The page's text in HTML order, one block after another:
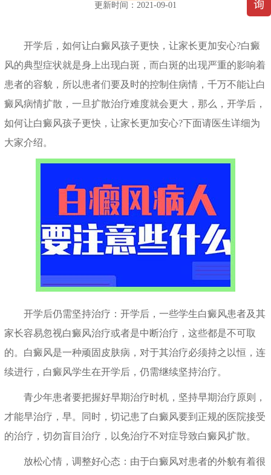
更新时间：2021-09-01
开学后，如何让白癜风孩子更快，让家长更加安心?白癜
风的典型症状就是身上出现白斑，而白斑的出现严重的影响着
患者的容貌，所以患者们要及时的控制住病情，千万不能让白
癜风病情扩散，一旦扩散治疗难度就会更大，那么，开学后，
如何让白癜风孩子更快，让家长更加安心?下面请医生详细为
大家介绍。
开学后仍需坚持治疗：开学后，一些学生白癜风患者及其
家长容易忽视白癜风治疗或者是中断治疗，这些都是不可取
的。白癜风是一种顽固皮肤病，对于其治疗必须持之以恒，连
续进行，白癜风学生在开学后，仍需继续坚持治疗。
青少年患者要把握好早期治疗时机，坚持早期治疗原则，
才能早治疗，早。同时，切记患了白癜风要到正规的医院接受
的治疗，切勿盲目治疗，以免治疗不对症导致白癜风扩散。
放松心情，调整好心态：由于白癜风对患者的外貌有着很